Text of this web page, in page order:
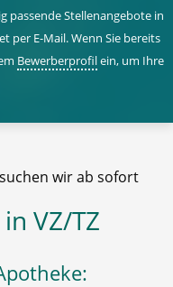
passende Stellenangebote in
per E-Mail. Wenn Sie bereits
Bewerberprofilein, um Ihre
wir ab sofort
VZ/TZ